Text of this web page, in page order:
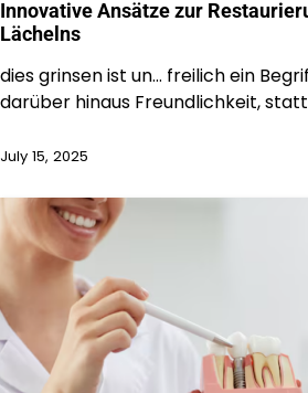
Innovative Ansätze zur
Lächelns
dies grinsen ist un… freilich ein
darüber hinaus Freundlichkeit,
July 15, 2025